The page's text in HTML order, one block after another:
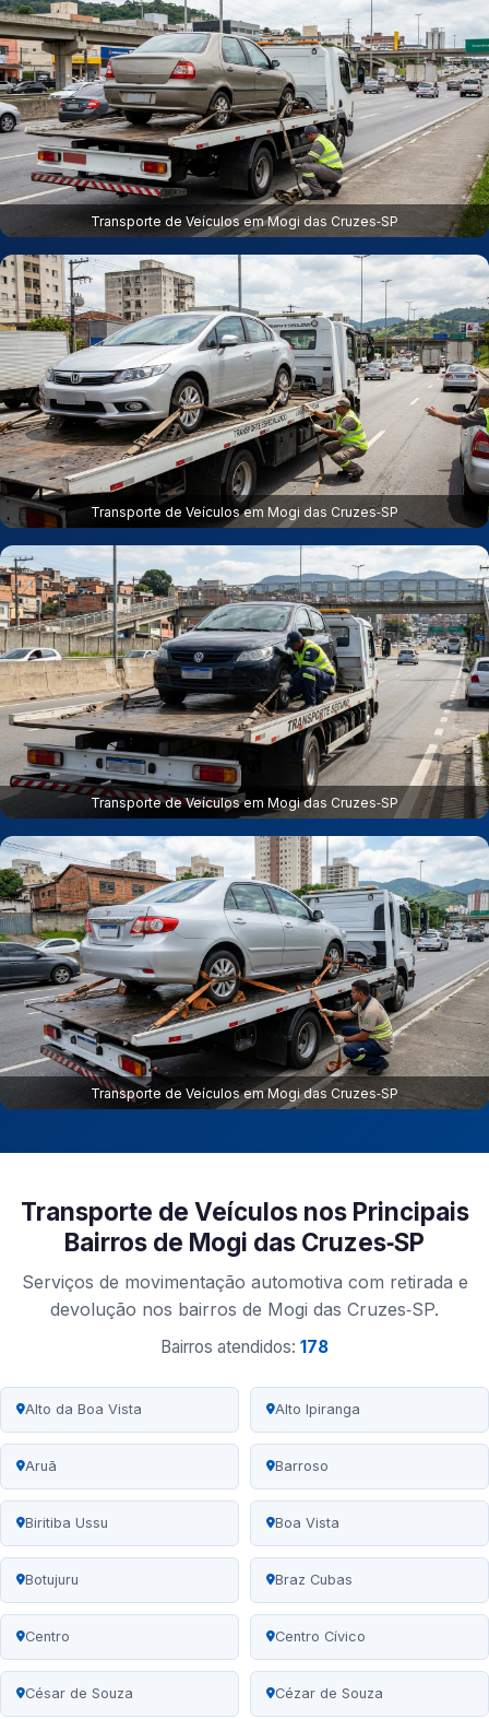
Transporte de Veículos em Mogi das Cruzes‑SP
Transporte de Veículos em Mogi das Cruzes‑SP
Transporte de Veículos em Mogi das Cruzes‑SP
Transporte de Veículos em Mogi das Cruzes‑SP
Transporte de Veículos nos Principais
Bairros de Mogi das Cruzes‑SP
Serviços de movimentação automotiva com retirada e
devolução nos bairros de Mogi das Cruzes‑SP.
Bairros atendidos: 178
Alto da Boa Vista Alto Ipiranga
Aruã Barroso
Biritiba Ussu Boa Vista
Botujuru Braz Cubas
Centro Centro Cívico
César de Souza Cézar de Souza